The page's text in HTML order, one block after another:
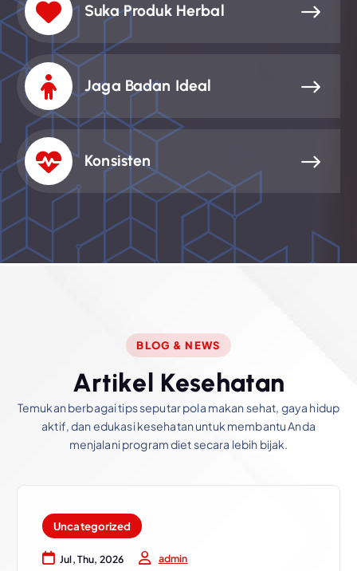
Suka Produk Herbal
Jaga Badan Ideal
Konsisten
BLOG & NEWS
Artikel Kesehatan
Temukan berbagai tips seputar pola makan sehat, gaya hidup
aktif, dan edukasi kesehatan untuk membantu Anda
menjalani program diet secara lebih bijak.
Uncategorized
Jul, Thu, 2026 admin